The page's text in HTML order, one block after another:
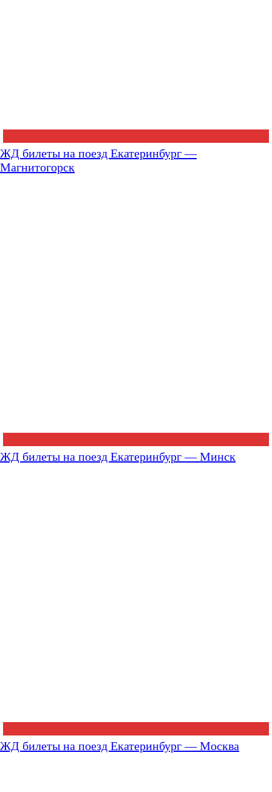
ЖД билеты на поезд Екатеринбург —
Магнитогорск
ЖД билеты на поезд Екатеринбург — Минск
ЖД билеты на поезд Екатеринбург — Москва